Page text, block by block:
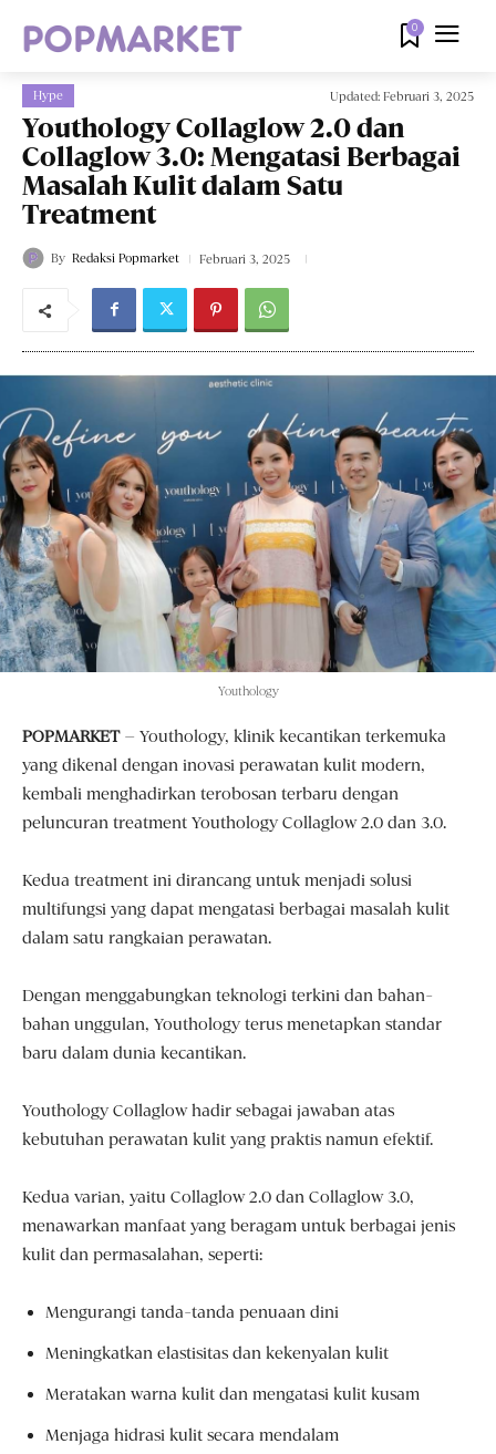
0
Hype Updated: Februari 3, 2025
Youthology Collaglow 2.0 dan
Collaglow 3.0: Mengatasi Berbagai
Masalah Kulit dalam Satu
Treatment
By Redaksi Popmarket Februari 3, 2025
Youthology
POPMARKET – Youthology, klinik kecantikan terkemuka
yang dikenal dengan inovasi perawatan kulit modern,
kembali menghadirkan terobosan terbaru dengan
peluncuran treatment Youthology Collaglow 2.0 dan 3.0.
Kedua treatment ini dirancang untuk menjadi solusi
multifungsi yang dapat mengatasi berbagai masalah kulit
dalam satu rangkaian perawatan.
Dengan menggabungkan teknologi terkini dan bahan-
bahan unggulan, Youthology terus menetapkan standar
baru dalam dunia kecantikan.
Youthology Collaglow hadir sebagai jawaban atas
kebutuhan perawatan kulit yang praktis namun efektif.
Kedua varian, yaitu Collaglow 2.0 dan Collaglow 3.0,
menawarkan manfaat yang beragam untuk berbagai jenis
kulit dan permasalahan, seperti:
Mengurangi tanda-tanda penuaan dini
Meningkatkan elastisitas dan kekenyalan kulit
Meratakan warna kulit dan mengatasi kulit kusam
Menjaga hidrasi kulit secara mendalam